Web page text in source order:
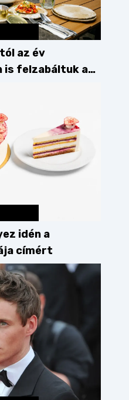
az év
is felzabáltuk a
idén a
címért